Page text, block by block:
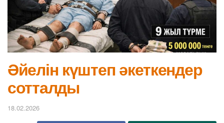
Әйелін күштеп әкеткендер
сотталды
18.02.2026